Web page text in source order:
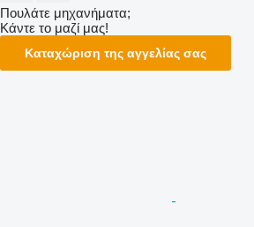
Πουλάτε μηχανήματα;
Κάντε το μαζί μας!
Καταχώριση της αγγελίας σας